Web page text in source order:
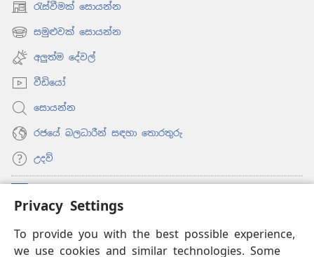
Privacy Settings
To provide you with the best possible experience,
we use cookies and similar technologies. Some
රැස්වීමක් සොයන්න
(opens
new
window)
සමුළුවක් සොයන්න
(opens
new
window)
අලුත්ම දේවල්
වීඩියෝ
සොයන්න
රජයේ බලධාරීන් සඳහා තොරතුරු
උදව්
(opens
new
window)
ඔන්ලයින් ලයිබ්‍රරි
(opens
new